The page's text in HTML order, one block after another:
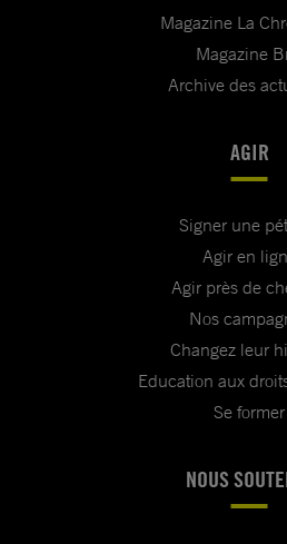
Magazine La
Magazine
Archive des
AGIR
Signer une
Agir en
Agir près de
Nos
Changez leur
Education aux
Se former
NOUS